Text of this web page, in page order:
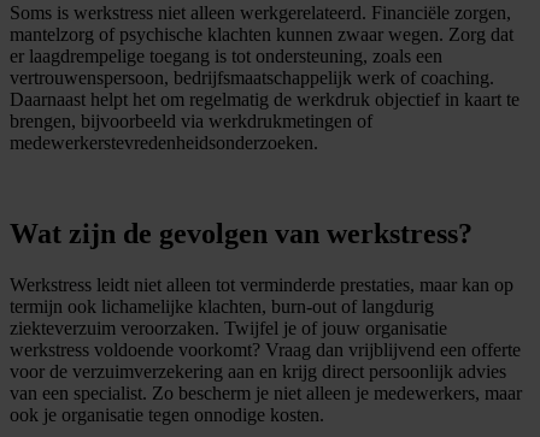
Soms is werkstress niet alleen werkgerelateerd. Financiële zorgen,
mantelzorg of psychische klachten kunnen zwaar wegen. Zorg dat
er laagdrempelige toegang is tot ondersteuning, zoals een
vertrouwenspersoon, bedrijfsmaatschappelijk werk of coaching.
Daarnaast helpt het om regelmatig de werkdruk objectief in kaart te
brengen, bijvoorbeeld via werkdrukmetingen of
medewerkerstevredenheidsonderzoeken.
Wat zijn de gevolgen van werkstress?
Werkstress leidt niet alleen tot verminderde prestaties, maar kan op
termijn ook lichamelijke klachten, burn-out of langdurig
ziekteverzuim veroorzaken. Twijfel je of jouw organisatie
werkstress voldoende voorkomt? Vraag dan vrijblijvend een offerte
voor de verzuimverzekering aan en krijg direct persoonlijk advies
van een specialist. Zo bescherm je niet alleen je medewerkers, maar
ook je organisatie tegen onnodige kosten.